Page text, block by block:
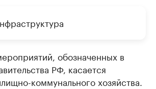
обозначенных в
РФ, касается
коммунального хозяйства.